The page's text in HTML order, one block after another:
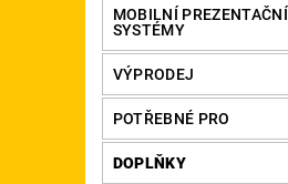
MOBILNÍ PREZENTAČNÍ
SYSTÉMY
VÝPRODEJ
POTŘEBNÉ PRO
DOPLŇKY